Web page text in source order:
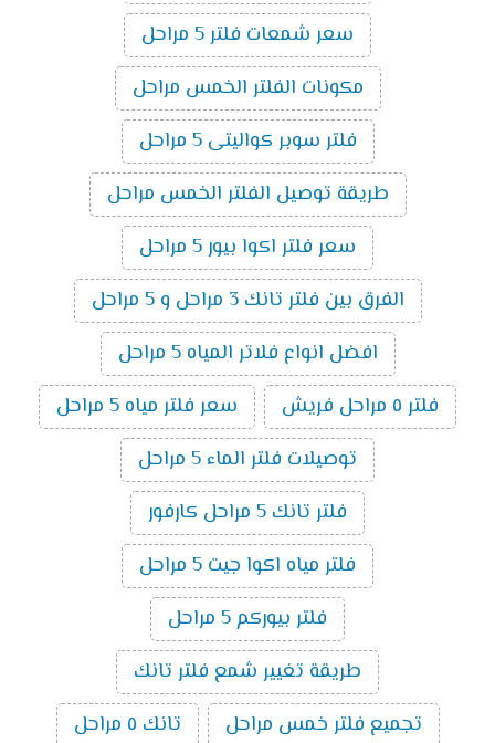
سعر شمعات فلتر 5 مراحل
مكونات الفلتر الخمس مراحل
فلتر سوبر كواليتى 5 مراحل
طريقة توصيل الفلتر الخمس مراحل
سعر فلتر اكوا بيور 5 مراحل
الفرق بين فلتر تانك 3 مراحل و 5 مراحل
افضل انواع فلاتر المياه 5 مراحل
فلتر ٥ مراحل فريش
سعر فلتر مياه 5 مراحل
توصيلات فلتر الماء 5 مراحل
فلتر تانك 5 مراحل كارفور
فلتر مياه اكوا جيت 5 مراحل
فلتر بيوركم 5 مراحل
طريقة تغيير شمع فلتر تانك
تجميع فلتر خمس مراحل
تانك ٥ مراحل